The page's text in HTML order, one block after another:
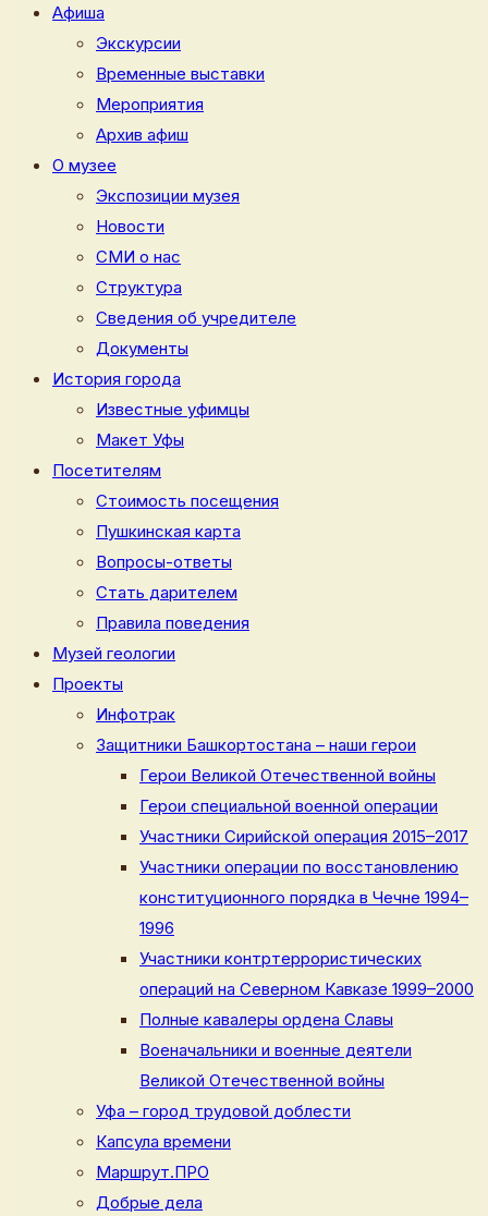
Афиша
Экскурсии
Временные выставки
Мероприятия
Архив афиш
О музее
Экспозиции музея
Новости
СМИ о нас
Структура
Сведения об учредителе
Документы
История города
Известные уфимцы
Макет Уфы
Посетителям
Стоимость посещения
Пушкинская карта
Вопросы-ответы
Стать дарителем
Правила поведения
Музей геологии
Проекты
Инфотрак
Защитники Башкортостана – наши герои
Герои Великой Отечественной войны
Герои специальной военной операции
Участники Сирийской операция 2015–2017
Участники операции по восстановлению
конституционного порядка в Чечне 1994–
1996
Участники контртеррористических
операций на Северном Кавказе 1999–2000
Полные кавалеры ордена Славы
Военачальники и военные деятели
Великой Отечественной войны
Уфа – город трудовой доблести
Капсула времени
Маршрут.ПРО
Добрые дела